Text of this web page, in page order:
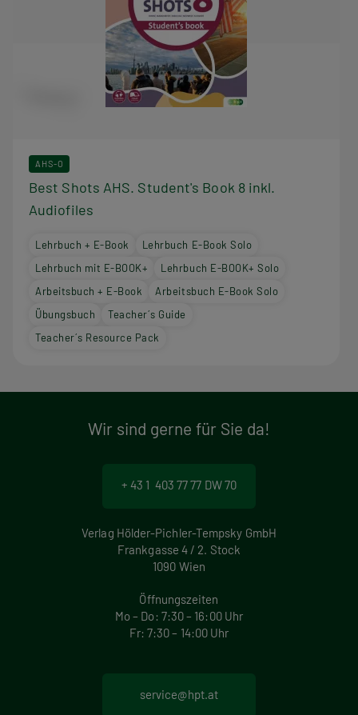
AHS-O
Best Shots AHS. Student's Book 8 inkl.
Audiofiles
Lehrbuch + E-Book
Lehrbuch E-Book Solo
Lehrbuch mit E-BOOK+
Lehrbuch E-BOOK+ Solo
Arbeitsbuch + E-Book
Arbeitsbuch E-Book Solo
Übungsbuch
Teacher´s Guide
Teacher´s Resource Pack
Wir sind gerne für Sie da!
+ 43 1 403 77 77 DW 70
Verlag Hölder-Pichler-Tempsky GmbH
Frankgasse 4 / 2. Stock
1090 Wien
Öffnungszeiten
Mo – Do: 7:30 – 16:00 Uhr
Fr: 7:30 – 14:00 Uhr
service@hpt.at